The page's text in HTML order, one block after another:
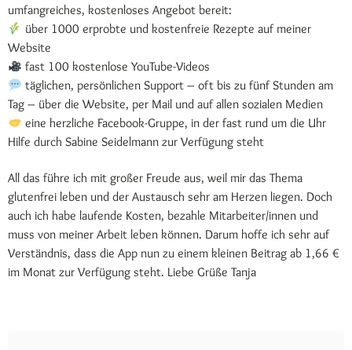
umfangreiches, kostenloses Angebot bereit:
über 1000 erprobte und kostenfreie Rezepte auf meiner
Website
fast 100 kostenlose YouTube-Videos
täglichen, persönlichen Support – oft bis zu fünf Stunden am
Tag – über die Website, per Mail und auf allen sozialen Medien
eine herzliche Facebook-Gruppe, in der fast rund um die Uhr
Hilfe durch Sabine Seidelmann zur Verfügung steht
All das führe ich mit großer Freude aus, weil mir das Thema
glutenfrei leben und der Austausch sehr am Herzen liegen. Doch
auch ich habe laufende Kosten, bezahle Mitarbeiter/innen und
muss von meiner Arbeit leben können. Darum hoffe ich sehr auf
Verständnis, dass die App nun zu einem kleinen Beitrag ab 1,66 €
im Monat zur Verfügung steht. Liebe Grüße Tanja